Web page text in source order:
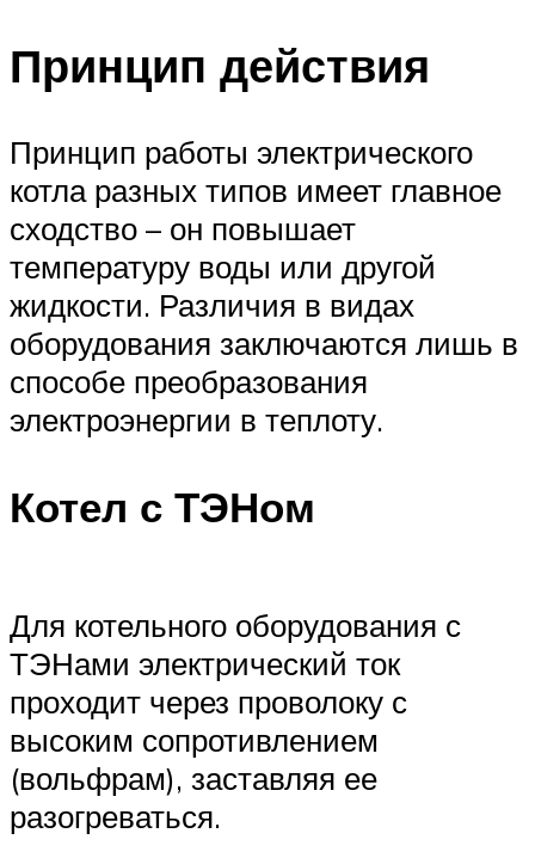
Принцип действия
Принцип работы электрического
котла разных типов имеет главное
сходство – он повышает
температуру воды или другой
жидкости. Различия в видах
оборудования заключаются лишь в
способе преобразования
электроэнергии в теплоту.
Котел с ТЭНом
Для котельного оборудования с
ТЭНами электрический ток
проходит через проволоку с
высоким сопротивлением
(вольфрам), заставляя ее
разогреваться.